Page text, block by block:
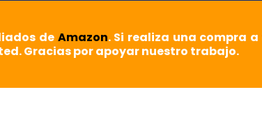
de Amazon. Si realiza una compra
Gracias por apoyar nuestro trabajo.